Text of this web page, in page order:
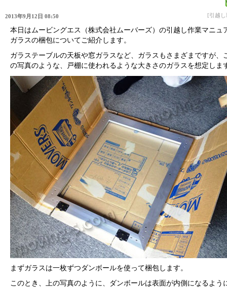
[引越
2013年9月12日 08:50
本日はムービングエス（株式会社ムーバーズ）の引越し作業マニュ
ガラスの梱包についてご紹介します。
ガラステーブルの天板や窓ガラスなど、ガラスもさまざまですが、
の写真のような、戸棚に使われるような大きさのガラスを想定しま
まずガラスは一枚ずつダンボールを使って梱包します。
このとき、上の写真のように、ダンボールは表面が内側になるよう